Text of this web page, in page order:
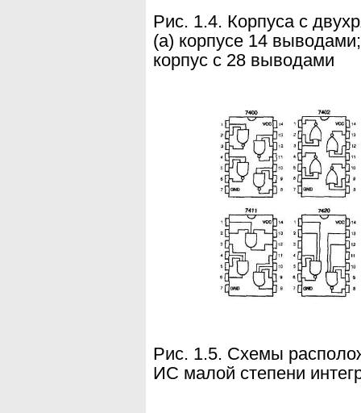
Рис. 1.4. Корпуса с
(а) корпусе 14
корпус с 28 выводами
Рис. 1.5. Схемы
ИС малой степени